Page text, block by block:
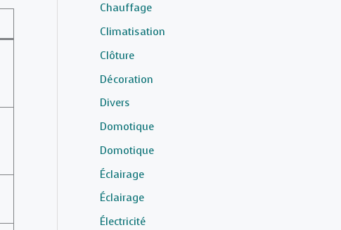
Chauffage
Climatisation
Clôture
Décoration
Divers
Domotique
Domotique
Éclairage
Éclairage
Électricité